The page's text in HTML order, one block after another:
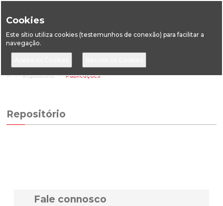
Cookies
Este sítio utiliza cookies (testemunhos de conexão) para facilitar a
navegação.
HomeRepositório Publicações
Repositório
Fale connosco